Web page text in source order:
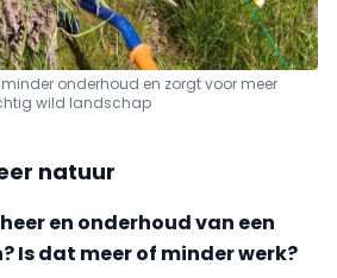
onderhoud en zorgt voor meer
wild landschap
natuur
en onderhoud van een
Is dat meer of minder werk?